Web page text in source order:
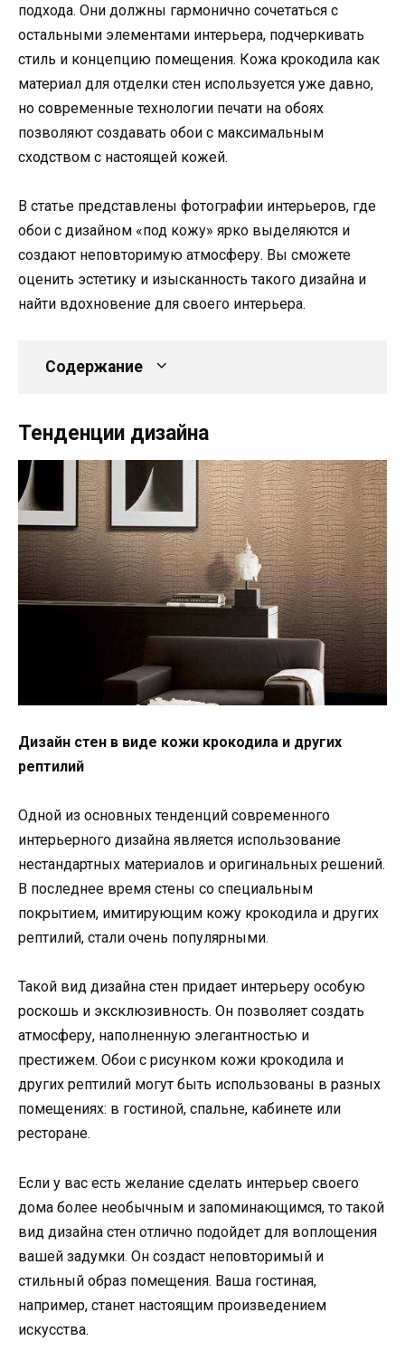
подхода. Они должны гармонично сочетаться с
остальными элементами интерьера, подчеркивать
стиль и концепцию помещения. Кожа крокодила как
материал для отделки стен используется уже давно,
но современные технологии печати на обоях
позволяют создавать обои с максимальным
сходством с настоящей кожей.
В статье представлены фотографии интерьеров, где
обои с дизайном «под кожу» ярко выделяются и
создают неповторимую атмосферу. Вы сможете
оценить эстетику и изысканность такого дизайна и
найти вдохновение для своего интерьера.
Содержание
Тенденции дизайна
Дизайн стен в виде кожи крокодила и других
рептилий
Одной из основных тенденций современного
интерьерного дизайна является использование
нестандартных материалов и оригинальных решений.
В последнее время стены со специальным
покрытием, имитирующим кожу крокодила и других
рептилий, стали очень популярными.
Такой вид дизайна стен придает интерьеру особую
роскошь и эксклюзивность. Он позволяет создать
атмосферу, наполненную элегантностью и
престижем. Обои с рисунком кожи крокодила и
других рептилий могут быть использованы в разных
помещениях: в гостиной, спальне, кабинете или
ресторане.
Если у вас есть желание сделать интерьер своего
дома более необычным и запоминающимся, то такой
вид дизайна стен отлично подойдет для воплощения
вашей задумки. Он создаст неповторимый и
стильный образ помещения. Ваша гостиная,
например, станет настоящим произведением
искусства.